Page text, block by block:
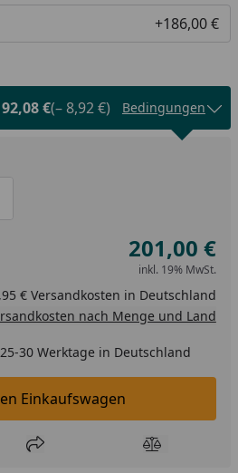
+186,00 €
€(– 8,92 €) Bedingungen
eins verringern
manuell eingeben
um eins erhöhen
201,00 €
inkl. 19% MwSt.
€ Versandkosten in Deutschland
nach Menge und Land
30 Werktage in Deutschland
In den Einkaufswagen legen
Einkaufswagen
hinzufügen
Teilen Produkt